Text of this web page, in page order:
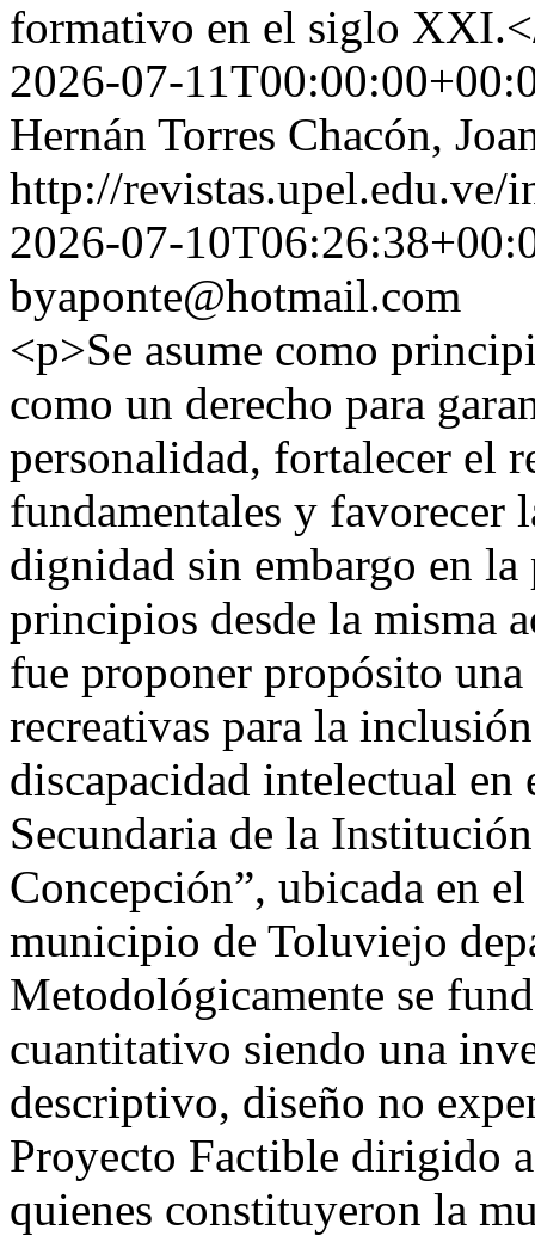
formativo en el siglo
2026-07-
Hernán Torres Chacón,
http://
2026-07-
byaponte@hotmail.com
<p>Se asume como
como un derecho para
personalidad, fortalecer el
fundamentales y favorecer
dignidad sin embargo en la
principios desde la misma
fue proponer propósito una
recreativas para la
discapacidad intelectual
Secundaria de la
Concepción”, ubicada en
municipio de Toluviejo
Metodológicamente se
cuantitativo siendo una
descriptivo, diseño no
Proyecto Factible dirigido
quienes constituyeron la